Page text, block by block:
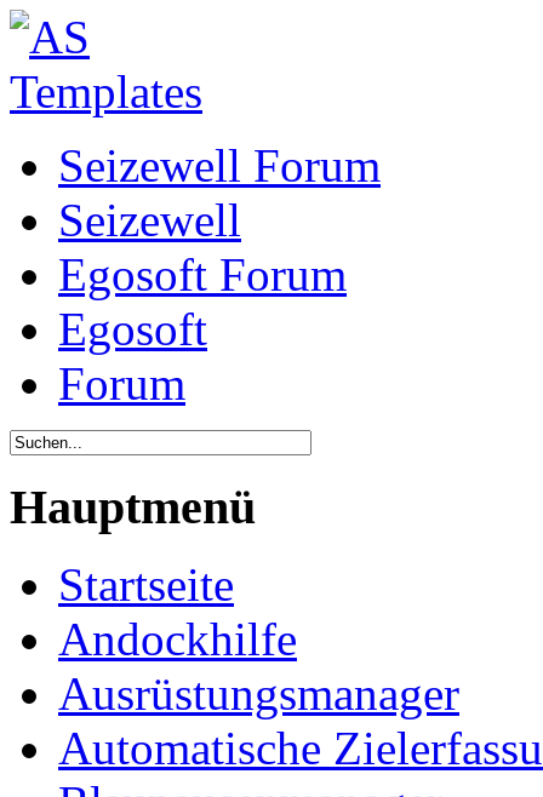
Seizewell Forum
Seizewell
Egosoft Forum
Egosoft
Forum
Hauptmenü
Startseite
Andockhilfe
Ausrüstungsmanager
Automatische